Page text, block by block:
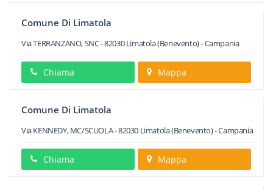
Comune Di Limatola
Via TERRANZANO, SNC-82030 Limatola(Benevento) -Campania
Chiama Mappa
Comune Di Limatola
Via KENNEDY, MC/SCUOLA-82030 Limatola(Benevento) -Campania
Chiama Mappa